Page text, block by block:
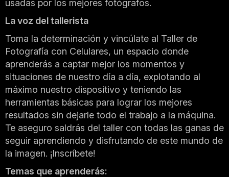
usadas por los mejores fotógrafos.
La voz del tallerista
Toma la determinación y vincúlate al Taller de
Fotografía con Celulares, un espacio donde
aprenderás a captar mejor los momentos y
situaciones de nuestro día a día, explotando al
máximo nuestro dispositivo y teniendo las
herramientas básicas para lograr los mejores
resultados sin dejarle todo el trabajo a la máquina.
Te aseguro saldrás del taller con todas las ganas de
seguir aprendiendo y disfrutando de este mundo de
la imagen. ¡Inscríbete!
Temas que aprenderás: